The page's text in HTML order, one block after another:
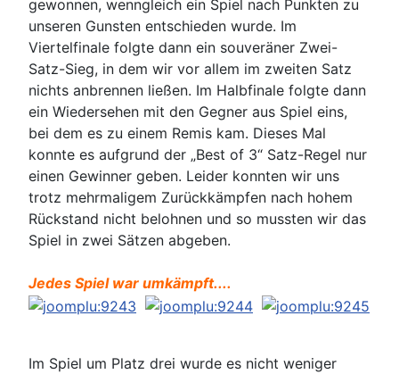
gewonnen, wenngleich ein Spiel nach Punkten zu
unseren Gunsten entschieden wurde. Im
Viertelfinale folgte dann ein souveräner Zwei-
Satz-Sieg, in dem wir vor allem im zweiten Satz
nichts anbrennen ließen. Im Halbfinale folgte dann
ein Wiedersehen mit den Gegner aus Spiel eins,
bei dem es zu einem Remis kam. Dieses Mal
konnte es aufgrund der „Best of 3“ Satz-Regel nur
einen Gewinner geben. Leider konnten wir uns
trotz mehrmaligem Zurückkämpfen nach hohem
Rückstand nicht belohnen und so mussten wir das
Spiel in zwei Sätzen abgeben.
Jedes Spiel war umkämpft....
Im Spiel um Platz drei wurde es nicht weniger